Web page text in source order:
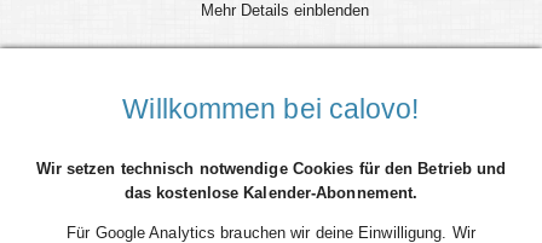
Mehr Details einblenden
Willkommen bei calovo!
Wir setzen technisch notwendige Cookies für den Betrieb und
das kostenlose Kalender-Abonnement.
Für Google Analytics brauchen wir deine Einwilligung. Wir